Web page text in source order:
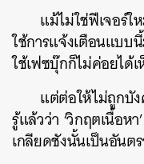
แม้ไม่ใช่ฟีเจอร์ใ
ใช้การแจ้งเตือนแบ
ใช้เฟซบุ๊กก็ไม่ค่อยได้เ
แต่ต่อให้ไม่ถูกบั
รู้แล้วว่า ‘วิกฤตเนื้อห
เกลียดชังนั้นเป็นอันต